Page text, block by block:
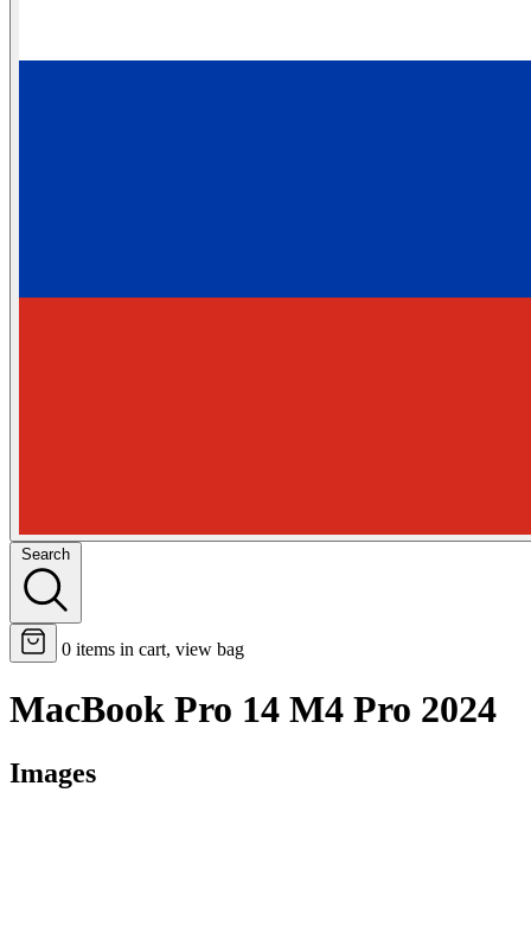
Search
0 items in cart, view bag
MacBook Pro 14 M4 Pro 2024
Images